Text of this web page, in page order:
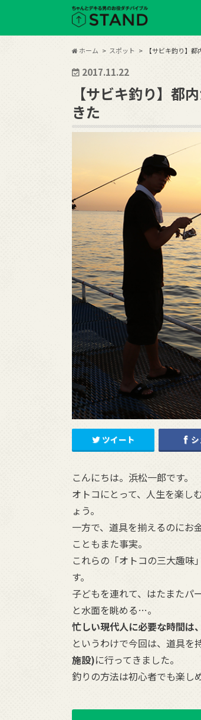
ホーム スポット 【サビキ釣り】
2017.11.22
【サビキ釣り】都
きた
ツイート
こんにちは。浜松一郎です。
オトコにとって、人生を楽し
ょう。
一方で、道具を揃えるのにお
こともまた事実。
これらの「オトコの三大趣
す。
子どもを連れて、はたまたパ
と水面を眺める…。
忙しい現代人に必要な時間は
というわけで今回は、道具を
施設)に行ってきました。
釣りの方法は初心者でも楽し